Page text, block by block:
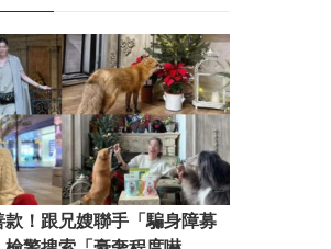
款！跟兄嫂聯手「騙身障募